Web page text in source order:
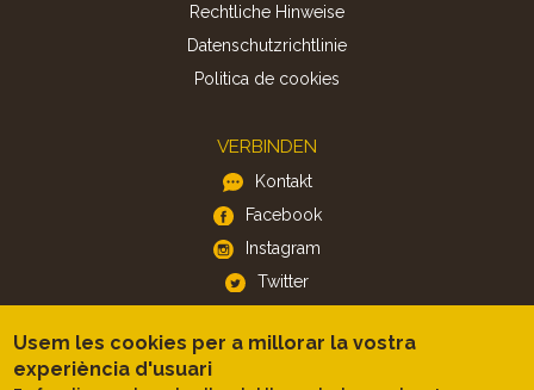
Rechtliche Hinweise
Datenschutzrichtlinie
Politica de cookies
VERBINDEN
Kontakt
Facebook
Instagram
Twitter
APP
iOS
Usem les cookies per a millorar la vostra
experiència d'usuari